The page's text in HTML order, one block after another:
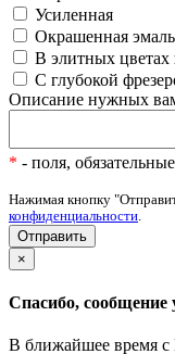
Усиленная
Окрашенная
В элитных
С глубокой
Описание нужных
* - поля,
Нажимая кнопку
конфиденциальности
×
Спасибо, сообщение
В ближайшее время с